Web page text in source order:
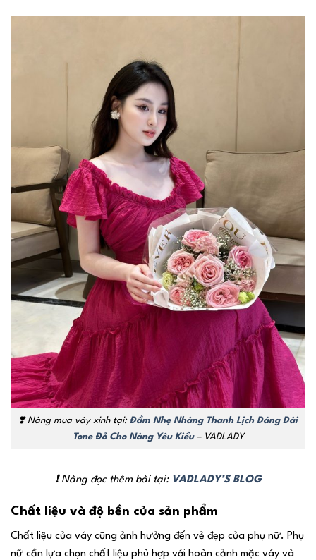
❣️Nàng mua váy xinh tại: Đầm Nhẹ Nhàng Thanh Lịch Dáng Dài
Tone Đỏ Cho Nàng Yêu Kiều– VADLADY
❗ Nàng đọc thêm bài tại: VADLADY’S BLOG
Chất liệu và độ bền của sản phẩm
Chất liệu của váy cũng ảnh hưởng đến vẻ đẹp của phụ nữ. Phụ
nữ cần lựa chọn chất liệu phù hợp với hoàn cảnh mặc váy và